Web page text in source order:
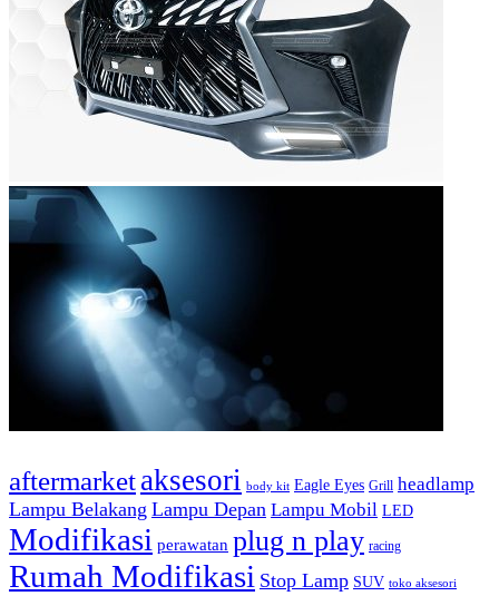
aftermarketaksesori body kit Eagle Eyes Grill headlamp
Lampu Belakang Lampu Depan Lampu Mobil LED
Modifikasi perawatan plug n play racing
Rumah Modifikasi Stop Lamp SUV toko aksesori